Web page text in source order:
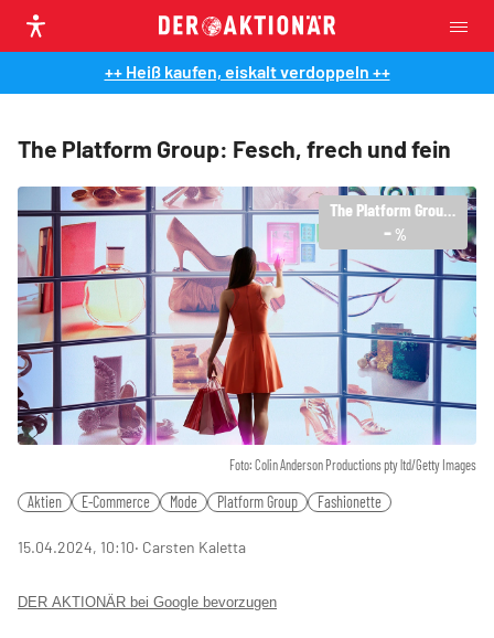
++ Heiß kaufen, eiskalt verdoppeln ++
The Platform Group: Fesch, frech und fein
Foto: Colin Anderson Productions pty ltd/Getty Images
The Platform Group AG
- %
Aktien E-Commerce Mode Platform Group Fashionette
15.04.2024, 10:10‧ Carsten Kaletta
DER AKTIONÄR bei Google bevorzugen